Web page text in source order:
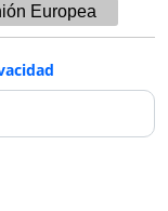
Europea